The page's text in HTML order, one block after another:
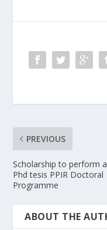
PREVIOUS
Scholarship to perform a
Phd tesis PPIR Doctoral
Programme
ABOUT THE